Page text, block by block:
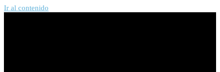
Ir al contenido